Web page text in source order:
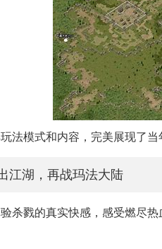
法模式和内容，完美展现了当
江湖，再战玛法大陆
杀戮的真实快感，感受燃尽热